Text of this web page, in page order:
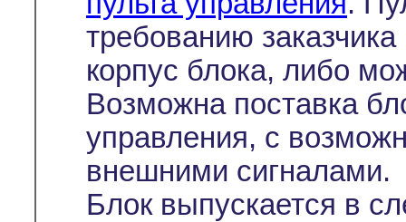
требованию
корпус блока, либо
Возможна поставка
управления, с
внешними сигналами.
Блок выпускается в